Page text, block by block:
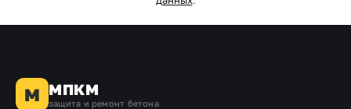
М МПКМ
защита и ремонт бетона